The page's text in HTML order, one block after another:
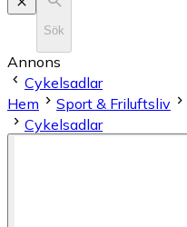
Sök
Annons
Cykelsadlar
Hem
Sport & Friluftsliv
Cykelsadlar